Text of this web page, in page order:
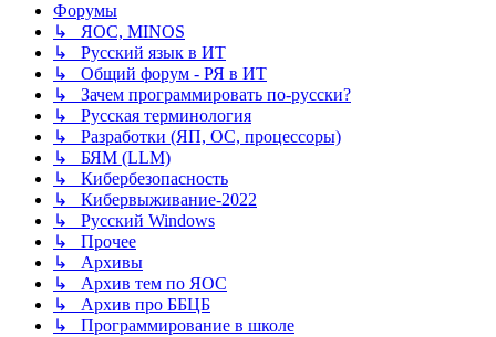
Форумы
↳ ЯОС, MINOS
↳ Русский язык в ИТ
↳ Общий форум - РЯ в ИТ
↳ Зачем программировать по-русски?
↳ Русская терминология
↳ Разработки (ЯП, ОС, процессоры)
↳ БЯМ (LLM)
↳ Кибербезопасность
↳ Кибервыживание-2022
↳ Русский Windows
↳ Прочее
↳ Архивы
↳ Архив тем по ЯОС
↳ Архив про ББЦБ
↳ Программирование в школе